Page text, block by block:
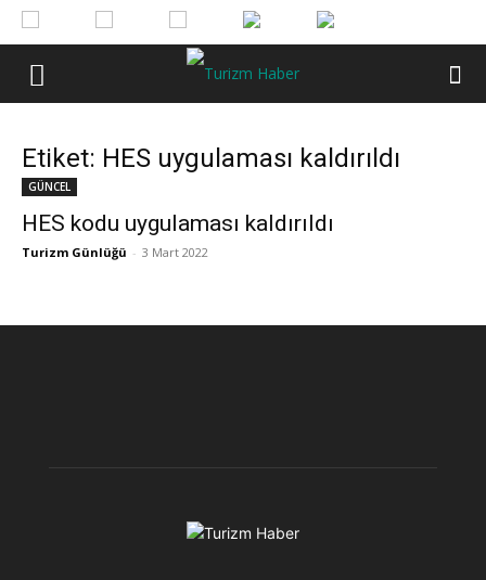
Etiket: HES uygulaması kaldırıldı
GÜNCEL
HES kodu uygulaması kaldırıldı
Turizm Günlüğü - 3 Mart 2022